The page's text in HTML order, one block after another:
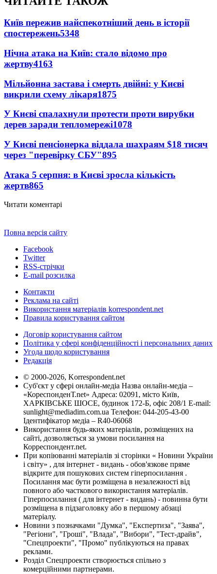
Київ пережив найспекотніший день в історії
спостережень5348
Нічна атака на Київ: стало відомо про
жертву4163
Мільйонна застава і смерть двійні: у Києві
викрили схему лікаря1875
У Києві спалахнули протести проти вирубки
дерев заради тепломережі1078
У Києві пенсіонерка віддала шахраям $18 тисяч
через "перевірку СБУ"895
Атака 5 серпня: в Києві зросла кількість
жертв865
Читати коментарі
Повна версія сайту
Facebook
Twitter
RSS-стрічки
E-mail розсилка
Контакти
Реклама на сайті
Використання матеріалів korrespondent.net
Правила користування сайтом
Договір користування сайтом
Політика у сфері конфіденційності і персональних даних
Угода щодо користування
Редакція
© 2000-2026, Korrespondent.net
Суб'єкт у сфері онлайн-медіа Назва онлайн-медіа –
«КореспонденТ.net» Адреса: 02091, місто Київ,
ХАРКІВСЬКЕ ШОСЕ, будинок 172-Б, офіс 208/1 E-mail:
sunlight@mediadim.com.ua Телефон: 044-205-43-00
Ідентифікатор медіа – R40-06068
Використання будь-яких матеріалів, розміщених на
сайті, дозволяється за умови посилання на
Корреспондент.net.
При копіюванні матеріалів зі сторінки « Новини України
і світу» , для інтернет - видань - обов'язкове пряме
відкрите для пошукових систем гіперпосилання .
Посилання має бути розміщена в незалежності від
повного або часткового використання матеріалів.
Гіперпосилання ( для інтернет - видань) - повинна бути
розміщена в підзаголовку або в першому абзаці
матеріалу.
Новини з позначками "Думка", "Експертиза", "Заява",
"Регіони", "Гроші", "Влада", "Вибори", "Тест-драйв",
"Спецпроекти", "Промо" публікуються на правах
реклами.
Розділ Спецпроекти створюється спільно з
комерційними партнерами.